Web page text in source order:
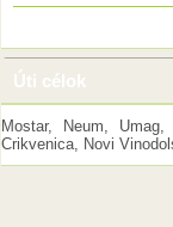
Úti célok
Mostar, Neum,
Crikvenica, Novi